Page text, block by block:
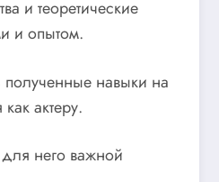
и теоретические
и опытом.
полученные навыки на
актеру.
него важной